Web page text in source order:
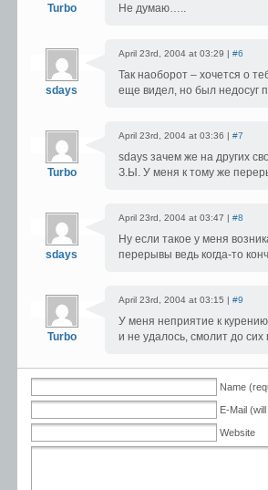
Turbo
Не думаю…..
sdays
April 23rd, 2004 at 03:29 | #6
Так наоборот – хочется о
еще видел, но был недосуг
Turbo
April 23rd, 2004 at 03:36 | #7
sdays зачем же на других
З.Ы. У меня к тому же
sdays
April 23rd, 2004 at 03:47 | #8
Ну если такое у меня
перерывы ведь когда-то
Turbo
April 23rd, 2004 at 03:15 | #9
У меня неприятие к
и не удалось, смолит до сих
Name
E-Mail
Website